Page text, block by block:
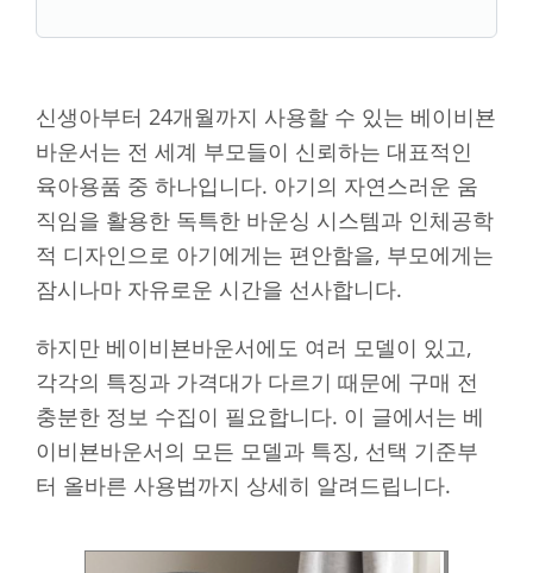
신생아부터 24개월까지 사용할 수 있는 베이비뵨
바운서는 전 세계 부모들이 신뢰하는 대표적인
육아용품 중 하나입니다. 아기의 자연스러운 움
직임을 활용한 독특한 바운싱 시스템과 인체공학
적 디자인으로 아기에게는 편안함을, 부모에게는
잠시나마 자유로운 시간을 선사합니다.
하지만 베이비뵨바운서에도 여러 모델이 있고,
각각의 특징과 가격대가 다르기 때문에 구매 전
충분한 정보 수집이 필요합니다. 이 글에서는 베
이비뵨바운서의 모든 모델과 특징, 선택 기준부
터 올바른 사용법까지 상세히 알려드립니다.